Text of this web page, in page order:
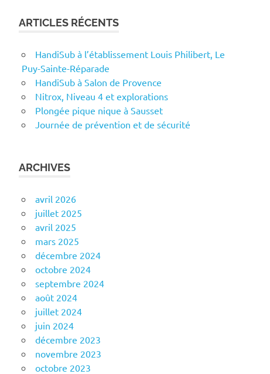
ARTICLES RÉCENTS
HandiSub à l’établissement Louis Philibert, Le
Puy-Sainte-Réparade
HandiSub à Salon de Provence
Nitrox, Niveau 4 et explorations
Plongée pique nique à Sausset
Journée de prévention et de sécurité
ARCHIVES
avril 2026
juillet 2025
avril 2025
mars 2025
décembre 2024
octobre 2024
septembre 2024
août 2024
juillet 2024
juin 2024
décembre 2023
novembre 2023
octobre 2023